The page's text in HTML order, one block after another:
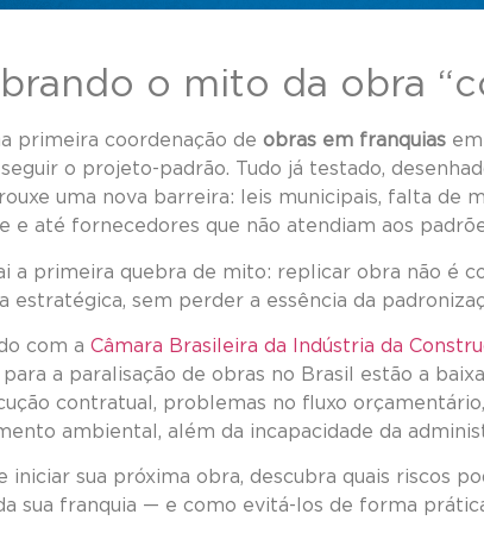
o mito da obra
primeira coordenação de obras em franquias
o projeto-padrão. Tudo já testado,
uma nova barreira: leis municipais, falta de
e até fornecedores que não atendiam aos
a primeira quebra de mito: replicar obra não é
estratégica, sem perder a essência da
com a Câmara Brasileira da Indústria da
a paralisação de obras no Brasil estão a
contratual, problemas no fluxo
ambiental, além da incapacidade da
iniciar sua próxima obra, descubra quais riscos
sua franquia — e como evitá-los de forma